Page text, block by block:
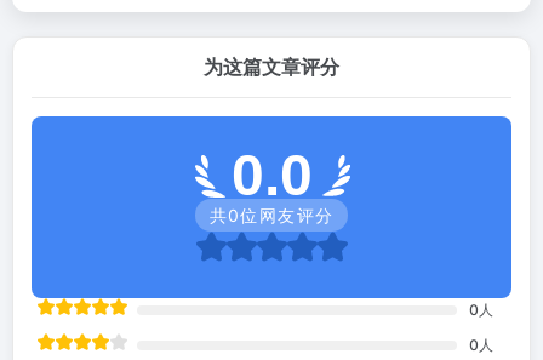
为这篇文章评分
0.0
共0位网友评分
0 人
0 人